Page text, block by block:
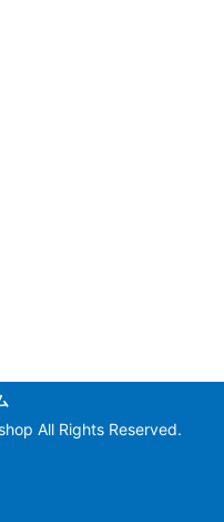
All Rights Reserved.